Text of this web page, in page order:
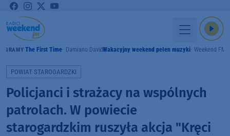
GRAMY The First Time Damiano DavidWakacyjny weekend pełen muzyki Weekend FM
POWIAT STAROGARDZKI
Policjanci i strażacy na wspólnych
patrolach. W powiecie
starogardzkim ruszyła akcja "Kręci